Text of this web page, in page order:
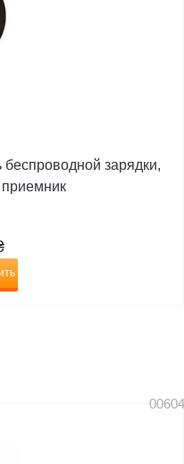
беспроводной зарядки,
приемник